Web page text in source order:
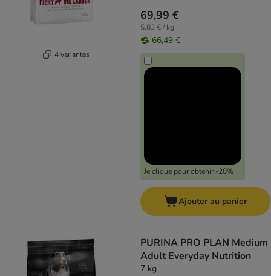
4 variantes
69,99 €
5,83 € / kg
66,49 €
Je clique pour obtenir -20%
Ajouter au panier
PURINA PRO PLAN Medium
Adult Everyday Nutrition
7 kg